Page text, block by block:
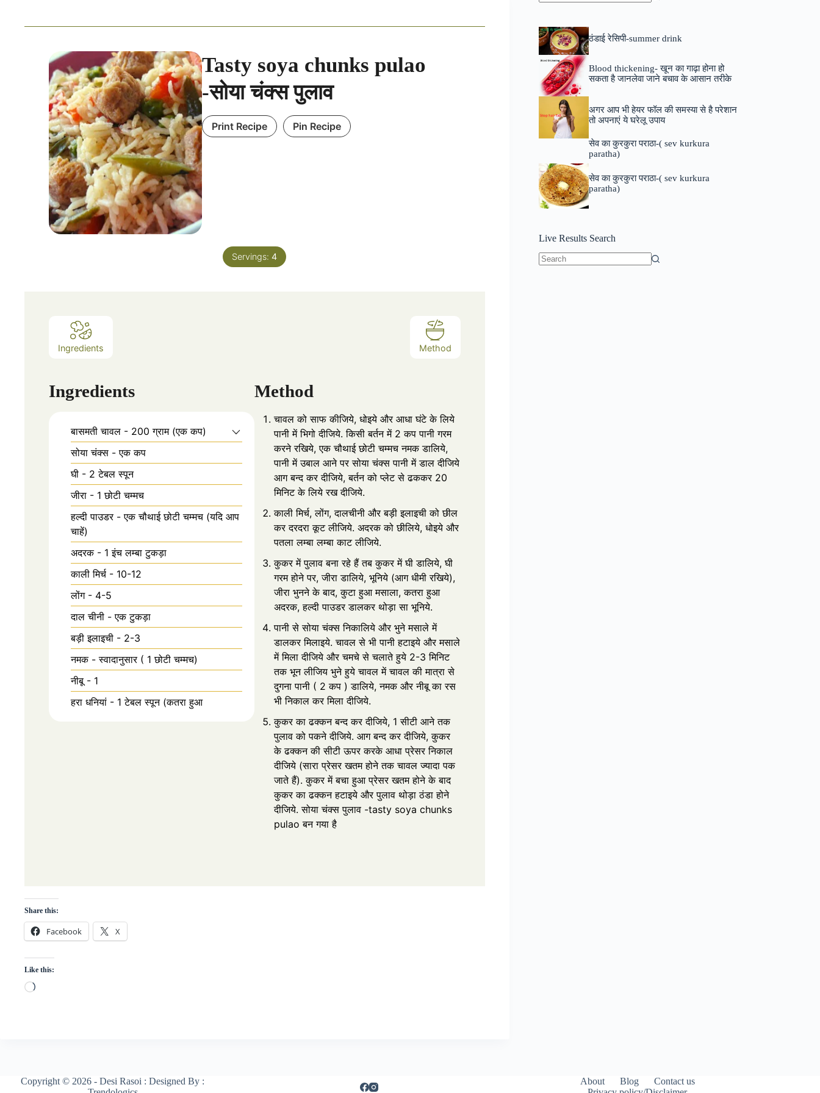
Tasty soya chunks pulao
-सोया चंक्स पुलाव
Print Recipe Pin Recipe
Servings:4
Ingredients Method
Ingredients
बासमती चावल - 200 ग्राम (एक कप)
सोया चंक्स - एक कप
घी - 2 टेबल स्पून
जीरा - 1 छोटी चम्मच
हल्दी पाउडर - एक चौथाई छोटी चम्मच (यदि आप
चाहें)
अदरक - 1 इंच लम्बा टुकड़ा
काली मिर्च - 10-12
लोंग - 4-5
दाल चीनी - एक टुकड़ा
बड़ी इलाइची - 2-3
नमक - स्वादानुसार ( 1 छोटी चम्मच)
नीबू - 1
हरा धनियां - 1 टेबल स्पून (कतरा हुआ
Method
चावल को साफ कीजिये, धोइये और आधा घंटे के लिये
पानी में भिगो दीजिये. किसी बर्तन में 2 कप पानी गरम
करने रखिये, एक चौथाई छोटी चम्मच नमक डालिये,
पानी में उबाल आने पर सोया चंक्स पानी में डाल दीजिये
आग बन्द कर दीजिये, बर्तन को प्लेट से ढककर 20
मिनिट के लिये रख दीजिये.
काली मिर्च, लोंग, दालचीनी और बड़ी इलाइची को छील
कर दरदरा कूट लीजिये. अदरक को छीलिये, धोइये और
पतला लम्बा लम्बा काट लीजिये.
कुकर में पुलाव बना रहे हैं तब कुकर में घी डालिये, घी
गरम होने पर, जीरा डालिये, भूनिये (आग धीमी रखिये),
जीरा भुनने के बाद, कुटा हुआ मसाला, कतरा हुआ
अदरक, हल्दी पाउडर डालकर थोड़ा सा भूनिये.
पानी से सोया चंक्स निकालिये और भुने मसाले में
डालकर मिलाइये. चावल से भी पानी हटाइये और मसाले
में मिला दीजिये और चमचे से चलाते हुये 2-3 मिनिट
तक भून लीजिय भुने हुये चावल में चावल की मात्रा से
दुगना पानी ( 2 कप ) डालिये, नमक और नीबू का रस
भी निकाल कर मिला दीजिये.
कुकर का ढक्कन बन्द कर दीजिये, 1 सीटी आने तक
पुलाव को पकने दीजिये. आग बन्द कर दीजिये, कुकर
के ढक्कन की सीटी ऊपर करके आधा प्रेसर निकाल
दीजिये (सारा प्रेसर खतम होने तक चावल ज्यादा पक
जाते हैं). कुकर में बचा हुआ प्रेसर खतम होने के बाद
कुकर का ढक्कन हटाइये और पुलाव थोड़ा ठंडा होने
दीजिये. सोया चंक्स पुलाव -tasty soya chunks
pulao बन गया है
Share this:
Facebook X
Like this:
Loading…
ठंडाई रेसिपी-summer drink
Blood thickening- खून का गाढ़ा होना हो
सकता है जानलेवा जाने बचाव के आसान तरीके
अगर आप भी हेयर फॉल की समस्या से है परेशान
तो अपनाएं ये घरेलू उपाय
सेव का कुरकुरा पराठा-( sev kurkura
paratha)
सेव का कुरकुरा पराठा-( sev kurkura
paratha)
Live Results Search
Copyright © 2026 - Desi Rasoi : Designed By :
About Blog
Contact us